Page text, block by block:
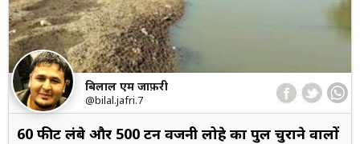
बिलाल एम जाफ़री
@bilal.jafri.7
60 फीट लंबे और 500 टन वजनी लोहे का पुल चुराने वालों